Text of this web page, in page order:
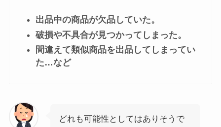
出品中の商品が欠品していた。
破損や不具合が見つかってしまった。
間違えて類似商品を出品してしまってい
た…など
どれも可能性としてはありそうで